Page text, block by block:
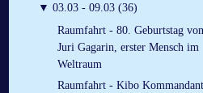
▼ 03.03 - 09.03 (36)
Raumfahrt - 80. Geburtstag von
Juri Gagarin, erster Mensch im
Weltraum
Raumfahrt - Kibo